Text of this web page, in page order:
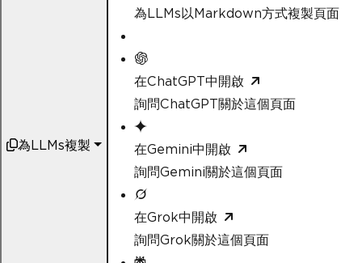
為LLMs複製
為LLMs以Markdown方式複製頁面
在ChatGPT中開啟
詢問ChatGPT關於這個頁面
在Gemini中開啟
詢問Gemini關於這個頁面
在Grok中開啟
詢問Grok關於這個頁面